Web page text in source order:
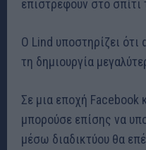
επιστρέφουν στο σπίτι
Ο Lind υποστηρίζει ότι
τη δημιουργία
Σε μια εποχή Facebook
μπορούσε επίσης να
μέσω διαδικτύου θα